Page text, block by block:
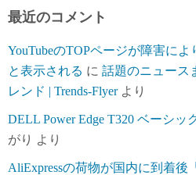
ブ
最近のコメント
YouTubeのTOPページが障害によ
と表示される に 話題のニュース
レンド | Trends-Flyerより
DELL Power Edge T320 ベーシッ
がり より
AliExpressの荷物が国内に到着後